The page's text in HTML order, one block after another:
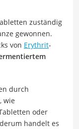
zuständig
gewonnen.
von Erythrit-
durch
wie
oder
handelt es